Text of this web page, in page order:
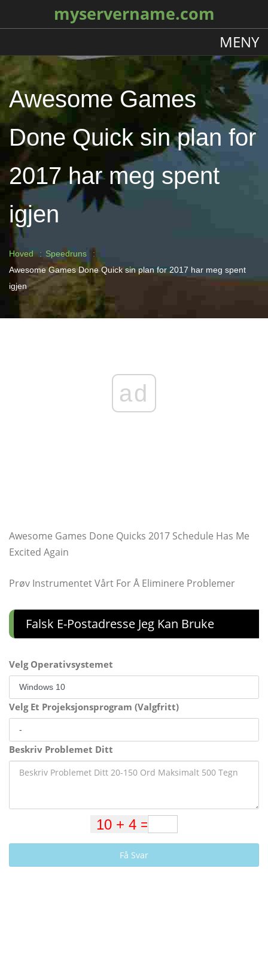
myservername.com
MENY
Awesome Games
Done Quick sin plan for
2017 har meg spent
igjen
Hoved
Speedruns
Awesome Games Done Quick sin plan for 2017 har meg spent
igjen
ad
Awesome Games Done Quicks 2017 Schedule Has Me
Excited Again
Prøv Instrumentet Vårt For Å Eliminere Problemer
Falsk E-Postadresse Jeg Kan Bruke
Velg Operativsystemet
Velg Et Projeksjonsprogram (Valgfritt)
Beskriv Problemet Ditt
Få Svar